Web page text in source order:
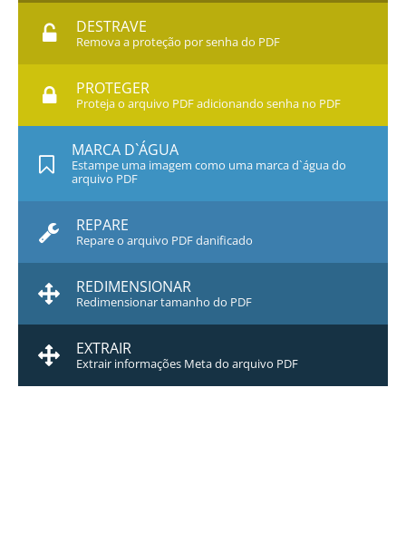
DESTRAVE
Remova a proteção por senha do PDF
PROTEGER
Proteja o arquivo PDF adicionando senha no PDF
MARCA D`ÁGUA
Estampe uma imagem como uma marca d`água do
arquivo PDF
REPARE
Repare o arquivo PDF danificado
REDIMENSIONAR
Redimensionar tamanho do PDF
EXTRAIR
Extrair informações Meta do arquivo PDF